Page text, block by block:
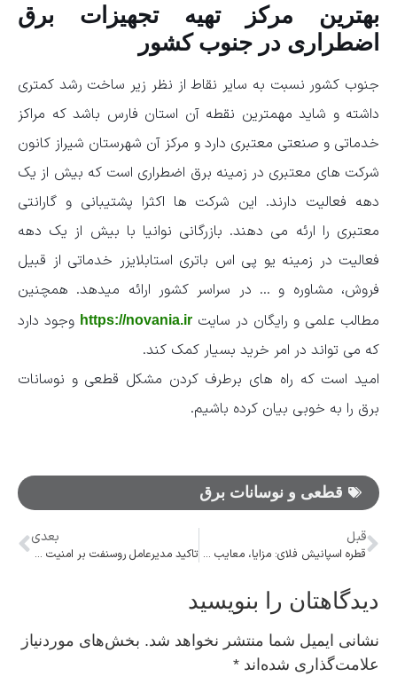
بهترین مرکز تهیه تجهیزات برق
اضطراری در جنوب کشور
جنوب کشور نسبت به سایر نقاط از نظر زیر ساخت رشد کمتری
داشته و شاید مهمترین نقطه آن استان فارس باشد که مراکز
خدماتی و صنعتی معتبری دارد و مرکز آن شهرستان شیراز کانون
شرکت های معتبری در زمینه برق اضطراری است که بیش از یک
دهه فعالیت دارند. این شرکت ها اکثرا پشتیبانی و گارانتی
معتبری را ارئه می دهند. بازرگانی نوانیا با بیش از یک دهه
فعالیت در زمینه یو پی اس باتری استابلایزر خدماتی از قبیل
فروش، مشاوره و … در سراسر کشور ارائه میدهد. همچنین
مطالب علمی و رایگان در سایت https://novania.ir وجود دارد
که می تواند در امر خرید بسیار کمک کند.
امید است که راه های برطرف کردن مشکل قطعی و نوسانات
برق را به خوبی بیان کرده باشیم.
قطعی و نوسانات برق
قبل
قطره اسپانیش فلای: مزایا، معایب و نحوه استفاده
بعدی
تاکید مدیرعامل روسنفت بر امنیت تامین انرژی چین از روسیه
دیدگاهتان را بنویسید
نشانی ایمیل شما منتشر نخواهد شد. بخش‌های موردنیاز
علامت‌گذاری شده‌اند *